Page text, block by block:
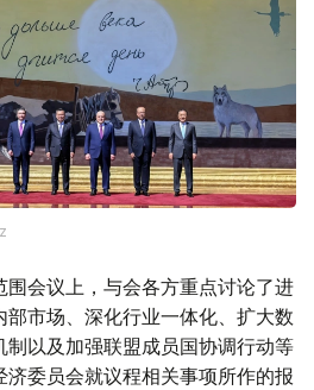
会议上，与会各方重点讨论了进
市场、深化行业一体化、扩大数
以及加强联盟成员国协调行动等
委员会就议程相关事项所作的报